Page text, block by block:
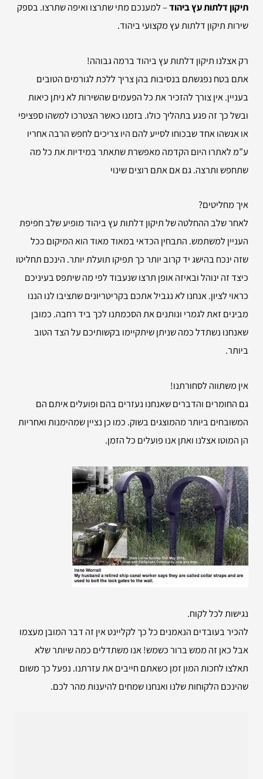
תיקון דלתות עץ ביהוד– למענכם מתי שתרצו ואיפה שתרצו. בספק
שירות תיקון דלתות עץ מקצועי ביהוד.
רק אצלנו תיקון דלתות עץ ביהוד ברמה גבוהה!
אתם בטח נפגשתם בנסיבות בהן צריך ללכת לגורמים הטובים
בעניין. אין צורך להזכיר את כל הפעמים שהשירות לא ניתן כיאות
ובשל כך זה פגע בתהליך כולו. בזמנו כאשר הצטרכו למשהו ספציפי
או אנשהו אחד שבכוחו לסייע להם היו צריכים לחפש הרבה אחריו
ע”מ לאתרו היום הקדמה מאפשרת שתאתר במידיות את כל מה
שתחפש ותרצה. גם אם אתם רוצים שינוי
איך מחליטים?
לאחר שלב ההחלטה של תיקון דלתות עץ ביהוד מופיע שלב חפיפת
העניין למשתמש. התבחין הכדאי במאוד מאוד הוא המיקום ככל
שזה ינכח בהישג יד קרוב יותר כך תפיקו תועלת יותר. הינכם תחליטו
כיצד זה ינוהל ובאיזה אופן תרצו שנעבוד לפי מה שיתפס בעיניכם
כראוי לציון. אנחנו לא נגביל אתכם בקריטריונים שתציבו לנו הננו
מבינים זאת לגמרי ונותנים את הסכמתנו לכך ביד רחבה. כמובן
שאנחנו נשתדל כמה שניתן שיתקיימו בקשותיכם על הצד הטוב
ביותר.
אין משתווה לסחורתנו!
גם החומרים והדברים שאנחנו נעזרים בהם ופועלים איתם הם
המשובחים ביותר מהמוצגים בשוק. כמו כן נציין שמהימנות ואחריות
הן המוטו אצלנו ואתן אנו פועלים כל הזמן.
נגישות לכל לקוח.
להכיר בעובדים הנאמנים כל כך לקליינט אין זה דבר המובן מעצמו
אבל כאן זה ממש ברור כשמש! אנו משתדלים כמה שיותר שלא
תאלצו לחכות המון זמן כשאתם חייבים את עזרתנו. נפעל כך משום
שהינכם הלקוחות שלנו ואנחנו שמחים להיענות מהר לכם.